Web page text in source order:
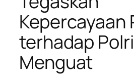
Kepercayaan
terhadap
Menguat